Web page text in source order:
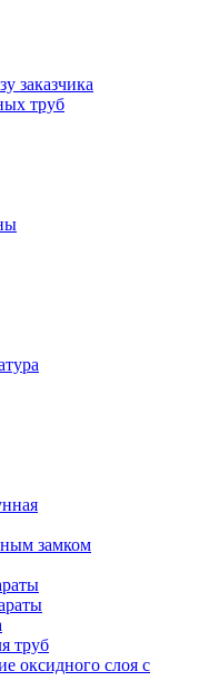
заказчика
труб
замком
труб
оксидного слоя с